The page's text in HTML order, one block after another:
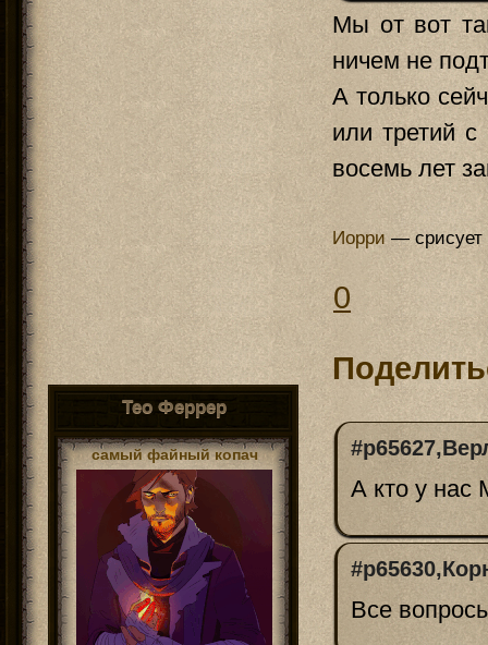
Мы от вот
ничем не
А только
или третий
восемь лет
Иорри — срисует
0
Тео Феррер
самый файный копач
А кто у
Все